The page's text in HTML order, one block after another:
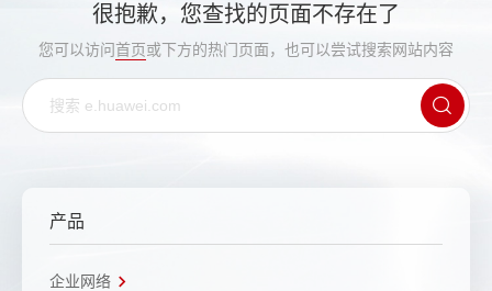
很抱歉，您查找的页面不存在了
您可以访问首页或下方的热门页面，也可以尝试搜索网站内容
产品
企业网络